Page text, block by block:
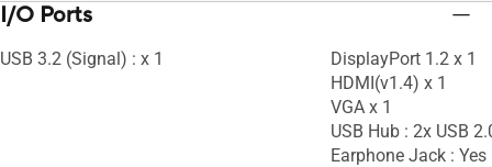
I/O Ports
USB 3.2 (Signal) : x 1
DisplayPort 1.2 x 1
HDMI(v1.4) x 1
VGA x 1
USB Hub : 2x USB
Earphone Jack : Yes